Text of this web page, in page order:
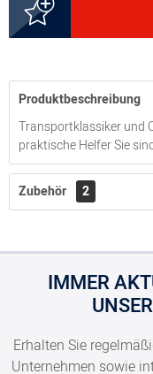
Nutzhöhe 16 cm,
5000141322
Nutzhöhe 21 cm,
Produktbeschreibung
Transportklassiker und
praktische Helfer Sie
Zubehör 2
IMMER
Erhalten Sie
Unternehmen sowie